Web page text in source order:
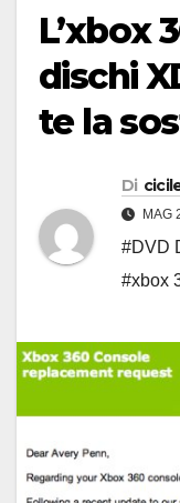
L’xbox
dischi
te la
Di
MAG
#DVD
#xbox